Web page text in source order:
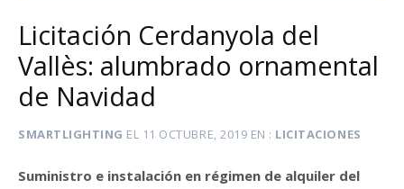
Licitación Cerdanyola del
Vallès: alumbrado ornamental
de Navidad
SMARTLIGHTING EL 11 OCTUBRE, 2019 EN LICITACIONES
Suministro e instalación en régimen de alquiler del